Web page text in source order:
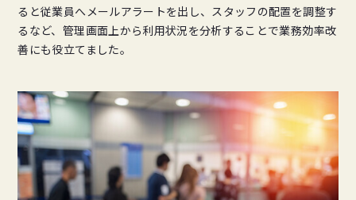
ると従業員へメールアラートを出し、スタッフの配置を調整す
るなど、管理画面上から利用状況を分析することで業務効率改
善にも役立てました。